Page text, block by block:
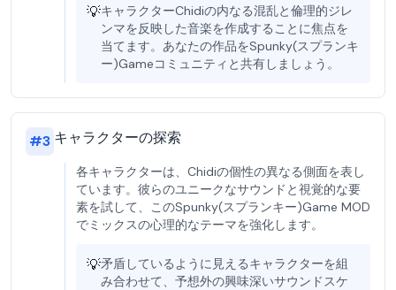
💡キャラクターChidiの内なる混乱と倫理的ジレ
ンマを反映した音楽を作成することに焦点を
当てます。あなたの作品をSpunky(スプランキ
ー)Gameコミュニティと共有しましょう。
#3 キャラクターの探索
各キャラクターは、Chidiの個性の異なる側面を表し
ています。彼らのユニークなサウンドと視覚的な要
素を試して、このSpunky(スプランキー)Game MOD
でミックスの心理的なテーマを強化します。
💡矛盾しているように見えるキャラクターを組
み合わせて、予想外の興味深いサウンドスケ